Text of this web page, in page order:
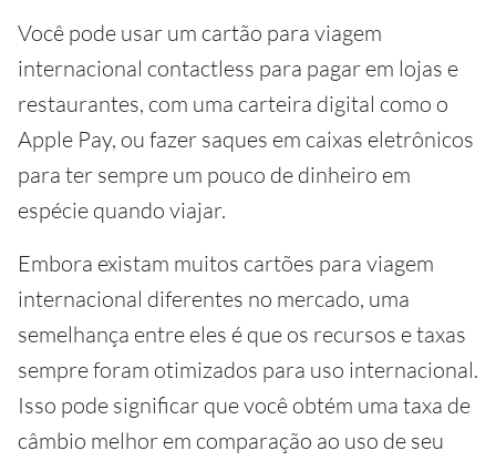
Você pode usar um cartão para viagem
internacional contactless para pagar em lojas e
restaurantes, com uma carteira digital como o
Apple Pay, ou fazer saques em caixas eletrônicos
para ter sempre um pouco de dinheiro em
espécie quando viajar.
Embora existam muitos cartões para viagem
internacional diferentes no mercado, uma
semelhança entre eles é que os recursos e taxas
sempre foram otimizados para uso internacional.
Isso pode significar que você obtém uma taxa de
câmbio melhor em comparação ao uso de seu